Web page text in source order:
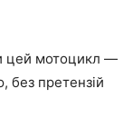
цей мотоцикл —
без претензій